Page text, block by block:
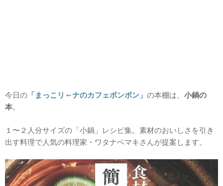
今日の 「まっこリ～ナのカフェボンボン」 の本棚は、 小鍋の
本。
１〜２人分サイズの「小鍋」レシピ集。素材のおいしさを引き
出す料理で人気の料理家・ワタナベマキさんが提案します。